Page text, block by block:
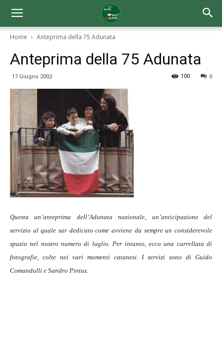
Home Anteprima della 75 Adunata
Anteprima della 75 Adunata
17 Giugno 2002 0
100
Questa un’anteprima dell’Adunata nazionale, un’anticipazione del
servizio al quale sar dedicato come avviene da sempre un considerevole
spazio nel nostro numero di luglio. Per intanto, ecco una carrellata di
fotografie, colte nei vari momenti catanesi. I servizi sono di Guido
Comandulli e Sandro Pintus.